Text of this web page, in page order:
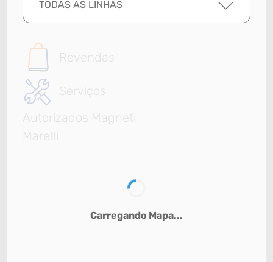
TODAS AS LINHAS
Revendas
Serviços
Autorizados Magneti
Marelli